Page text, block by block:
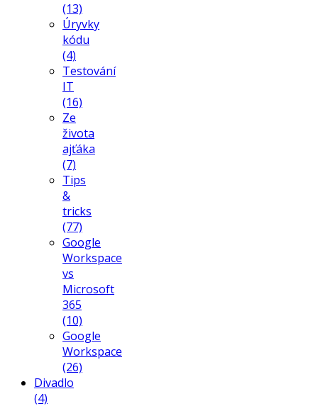
(13)
Úryvky
kódu
(4)
Testování
IT
(16)
Ze
života
ajťáka
(7)
Tips
&
tricks
(77)
Google
Workspace
vs
Microsoft
365
(10)
Google
Workspace
(26)
Divadlo
(4)